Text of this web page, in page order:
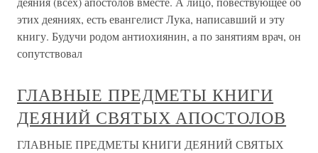
этих деяниях, есть евангелист Лука, написавший и эту
книгу. Будучи родом антиохиянин, а по занятиям врач, он
сопутствовал
ГЛАВНЫЕ ПРЕДМЕТЫ КНИГИ
ДЕЯНИЙ СВЯТЫХ АПОСТОЛОВ
ГЛАВНЫЕ ПРЕДМЕТЫ КНИГИ ДЕЯНИЙ СВЯТЫХ